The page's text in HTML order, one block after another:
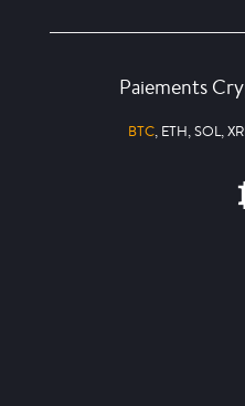
Paiements
BTC, ETH, SOL,